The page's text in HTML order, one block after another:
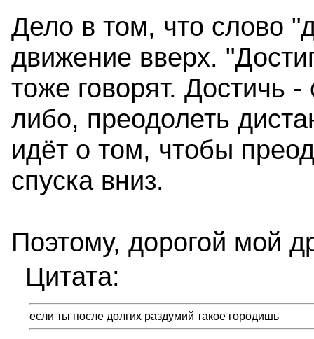
Дело в том, что слово
движение вверх.
тоже говорят. Достичь
либо, преодолеть
идёт о том, чтобы
спуска вниз.
Поэтому, дорогой мой
Цитата:
если ты после долгих раздумий такое городишь